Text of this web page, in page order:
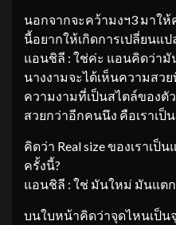
นอกจากจะคว้ามงฯ3 มาใ
นี้อยากให้เกิดการเปลี่ยนแป
แอนชิลี : ใช่ค่ะ แอนคิดว่ามั
นางงามจะได้เห็นความสว
ความงามที่เป็นสไตล์ของตั
สวยกว่าอีกคนนึง คือเราเป็น
คิดว่า Real size ของเราเ
ครั้งนี้?
แอนชิลี : ใช่ มันใหม่ มันแต
บนใบหน้าคิดว่าจุดไหนเป็น